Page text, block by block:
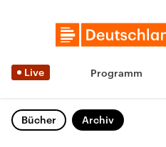
Live Programm
Bücher Archiv